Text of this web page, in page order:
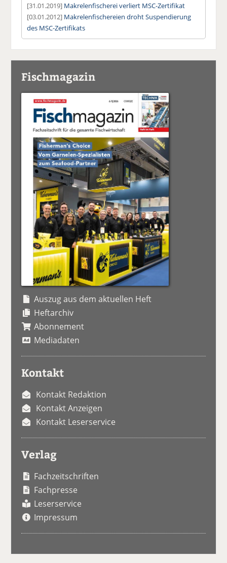
[31.01.2019] Makrelenfischerei verliert MSC-Zertifikat
[03.01.2012] Makrelenfischereien droht Suspendierung
des MSC-Zertifikats
Fischmagazin
Auszug aus dem aktuellen Heft
Heftarchiv
Abonnement
Mediadaten
Kontakt
Kontakt Redaktion
Kontakt Anzeigen
Kontakt Leserservice
Verlag
Fachzeitschriften
Fachpresse
Leserservice
Impressum